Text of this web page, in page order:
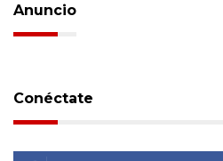
Anuncio
Conéctate